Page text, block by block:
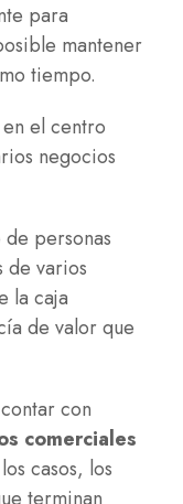
para
mantener
tiempo.
el centro
negocios
personas
de varios
la caja
de valor que
con
comerciales
casos, los